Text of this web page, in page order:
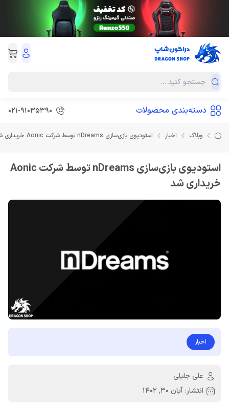
دسته‌بندی محصولات 021-91035390
وبلاگ اخبار استودیوی بازی‌‌سازی nDreams توسط شرکت Aonic خریداری شد
استودیوی بازی‌‌سازی nDreams توسط شرکت Aonic
خریداری شد
اخبار
علی جلیلی
انتشار: آبان 30, 1402